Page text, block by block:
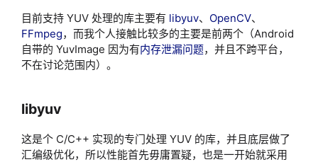
目前支持 YUV 处理的库主要有 libyuv、 OpenCV、
FFmpeg，而我个人接触比较多的主要是前两个（Android
自带的 YuvImage 因为有内存泄漏问题，并且不跨平台，
不在讨论范围内）。
libyuv
这是个 C/C++ 实现的专门处理 YUV 的库，并且底层做了
汇编级优化，所以性能首先毋庸置疑，也是一开始就采用